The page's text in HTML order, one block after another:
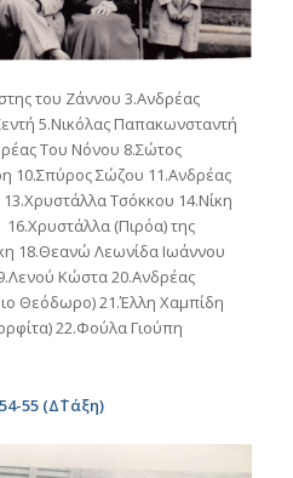
του Ζάννου 3.Ανδρέας
5.Νικόλας Παπακωνσταντή
Του Νόνου 8.Σώτος
10.Σπύρος Σώζου 11.Ανδρέας
Τσόκκου 14.Νίκη
(Πιρόα) της
18.Θεανώ Λεωνίδα Ιωάννου
Κώστα 20.Ανδρέας
Θεόδωρο) 21.Έλλη Χαμπίδη
22.Φούλα Γιούπη
55 (Δ΄Τάξη)